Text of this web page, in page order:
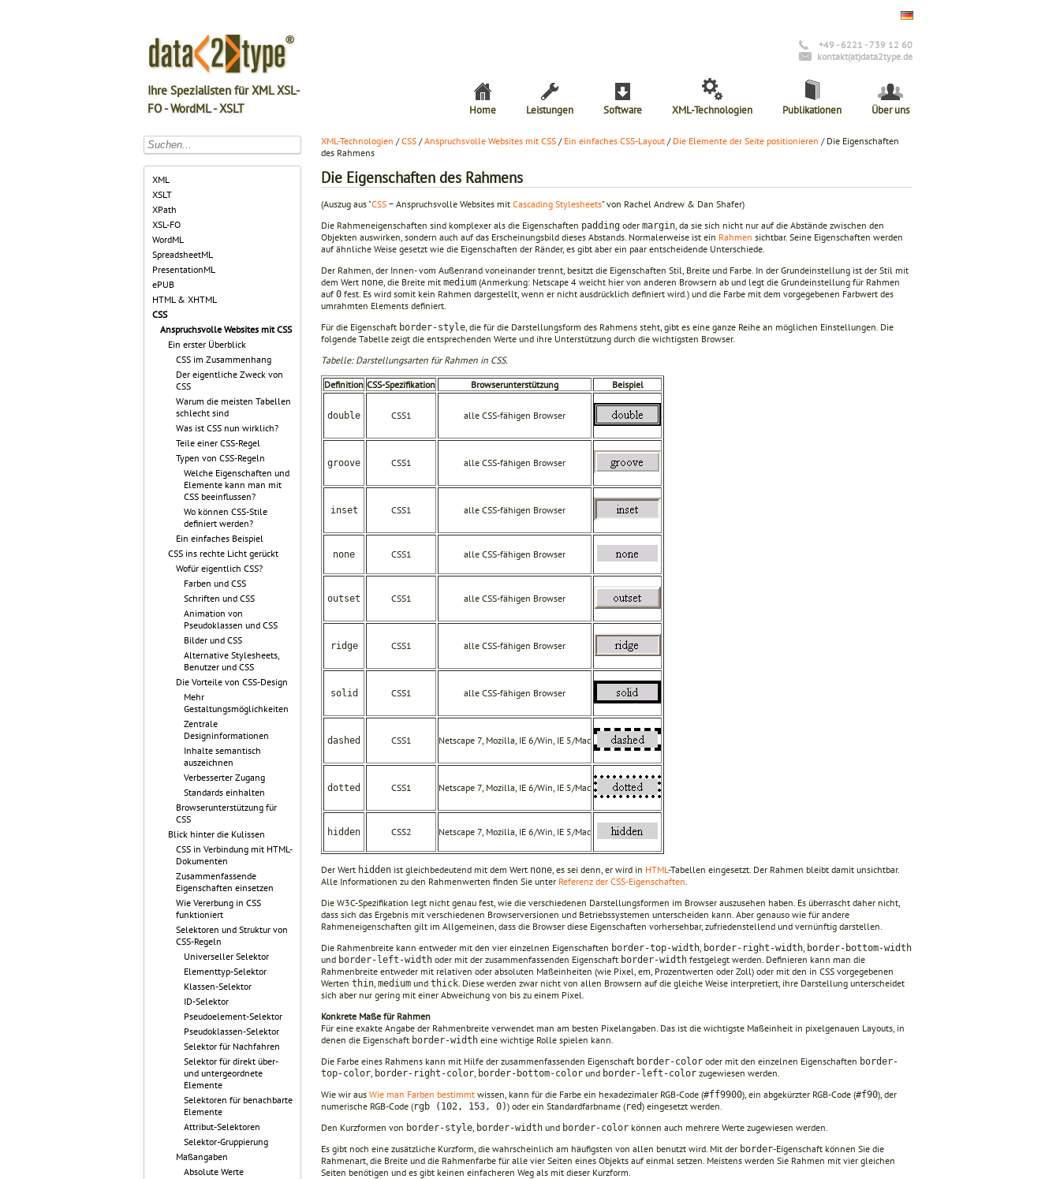
Ihre Spezialisten für XML XSL-
FO - WordML - XSLT
+49 - 6221 - 739 12 60
kontakt(at)data2type.de
Home Leistungen Software XML-Technologien Publikationen Über uns
XML
XSLT
XPath
XSL-FO
WordML
SpreadsheetML
PresentationML
ePUB
HTML & XHTML
CSS
Anspruchsvolle Websites mit CSS
Ein erster Überblick
CSS im Zusammenhang
Der eigentliche Zweck von
CSS
Warum die meisten Tabellen
schlecht sind
Was ist CSS nun wirklich?
Teile einer CSS-Regel
Typen von CSS-Regeln
Welche Eigenschaften und
Elemente kann man mit
CSS beeinflussen?
Wo können CSS-Stile
definiert werden?
Ein einfaches Beispiel
CSS ins rechte Licht gerückt
Wofür eigentlich CSS?
Farben und CSS
Schriften und CSS
Animation von
Pseudoklassen und CSS
Bilder und CSS
Alternative Stylesheets,
Benutzer und CSS
Die Vorteile von CSS-Design
Mehr
Gestaltungsmöglichkeiten
Zentrale
Designinformationen
Inhalte semantisch
auszeichnen
Verbesserter Zugang
Standards einhalten
Browserunterstützung für
CSS
Blick hinter die Kulissen
CSS in Verbindung mit HTML-
Dokumenten
Zusammenfassende
Eigenschaften einsetzen
Wie Vererbung in CSS
funktioniert
Selektoren und Struktur von
CSS-Regeln
Universeller Selektor
Elementtyp-Selektor
Klassen-Selektor
ID-Selektor
Pseudoelement-Selektor
Pseudoklassen-Selektor
Selektor für Nachfahren
Selektor für direkt über-
und untergeordnete
Elemente
Selektoren für benachbarte
Elemente
Attribut-Selektoren
Selektor-Gruppierung
Maßangaben
Absolute Werte
XML-Technologien /CSS /Anspruchsvolle Websites mit CSS / Ein einfaches CSS-Layout / Die Elemente der Seite positionieren / Die Eigenschaften
des Rahmens
Die Eigenschaften des Rahmens
(Auszug aus "CSS − Anspruchsvolle Websites mit Cascading Stylesheets" von Rachel Andrew & Dan Shafer)
Die Rahmeneigenschaften sind komplexer als die Eigenschaften padding oder margin , da sie sich nicht nur auf die Abstände zwischen den
Objekten auswirken, sondern auch auf das Erscheinungsbild dieses Abstands. Normalerweise ist ein Rahmen sichtbar. Seine Eigenschaften werden
auf ähnliche Weise gesetzt wie die Eigenschaften der Ränder, es gibt aber ein paar entscheidende Unterschiede.
Der Rahmen, der Innen- vom Außenrand voneinander trennt, besitzt die Eigenschaften Stil, Breite und Farbe. In der Grundeinstellung ist der Stil mit
dem Wert none , die Breite mit medium (Anmerkung: Netscape 4 weicht hier von anderen Browsern ab und legt die Grundeinstellung für Rahmen
auf 0 fest. Es wird somit kein Rahmen dargestellt, wenn er nicht ausdrücklich definiert wird.) und die Farbe mit dem vorgegebenen Farbwert des
umrahmten Elements definiert.
Für die Eigenschaft border-style , die für die Darstellungsform des Rahmens steht, gibt es eine ganze Reihe an möglichen Einstellungen. Die
folgende Tabelle zeigt die entsprechenden Werte und ihre Unterstützung durch die wichtigsten Browser.
Tabelle: Darstellungsarten für Rahmen in CSS.
Definition CSS-Spezifikation Browserunterstützung Beispiel
double CSS1 alle CSS-fähigen Browser
groove CSS1 alle CSS-fähigen Browser
inset CSS1 alle CSS-fähigen Browser
none CSS1 alle CSS-fähigen Browser
outset CSS1 alle CSS-fähigen Browser
ridge CSS1 alle CSS-fähigen Browser
solid CSS1 alle CSS-fähigen Browser
dashed CSS1 Netscape 7, Mozilla, IE 6/Win, IE 5/Mac
dotted CSS1 Netscape 7, Mozilla, IE 6/Win, IE 5/Mac
hidden CSS2 Netscape 7, Mozilla, IE 6/Win, IE 5/Mac
Der Wert hidden ist gleichbedeutend mit dem Wert none , es sei denn, er wird in HTML -Tabellen eingesetzt. Der Rahmen bleibt damit unsichtbar.
Alle Informationen zu den Rahmenwerten finden Sie unter Referenz der CSS-Eigenschaften
Die W3C-Spezifikation legt nicht genau fest, wie die verschiedenen Darstellungsformen im Browser auszusehen haben. Es überrascht daher nicht,
dass sich das Ergebnis mit verschiedenen Browserversionen und Betriebssystemen unterscheiden kann. Aber genauso wie für andere
Rahmeneigenschaften gilt im Allgemeinen, dass die Browser diese Eigenschaften vorhersehbar, zufriedenstellend und vernünftig darstellen.
Die Rahmenbreite kann entweder mit den vier einzelnen Eigenschaften border-top-width border-right-width border-bottom-width
und border-left-width oder mit der zusammenfassenden Eigenschaft border-width festgelegt werden. Definieren kann man die
Rahmenbreite entweder mit relativen oder absoluten Maßeinheiten (wie Pixel, em, Prozentwerten oder Zoll) oder mit den in CSS vorgegebenen
Werten thin medium und thick . Diese werden zwar nicht von allen Browsern auf die gleiche Weise interpretiert, ihre Darstellung unterscheidet
sich aber nur gering mit einer Abweichung von bis zu einem Pixel.
Konkrete Maße für Rahmen
Für eine exakte Angabe der Rahmenbreite verwendet man am besten Pixelangaben. Das ist die wichtigste Maßeinheit in pixelgenauen Layouts, in
denen die Eigenschaft border-width eine wichtige Rolle spielen kann.
Die Farbe eines Rahmens kann mit Hilfe der zusammenfassenden Eigenschaft border-color oder mit den einzelnen Eigenschaften border-
top-color border-right-color border-bottom-color und border-left-color zugewiesen werden.
Wie wir aus Wie man Farben bestimmt wissen, kann für die Farbe ein hexadezimaler RGB-Code (#ff9900), ein abgekürzter RGB-Code (#f90), der
numerische RGB-Code (rgb (102, 153, 0)) oder ein Standardfarbname (red) eingesetzt werden.
Den Kurzformen von border-style border-width und border-color können auch mehrere Werte zugewiesen werden.
Es gibt noch eine zusätzliche Kurzform, die wahrscheinlich am häufigsten von allen benutzt wird. Mit der border-Eigenschaft können Sie die
Rahmenart, die Breite und die Rahmenfarbe für alle vier Seiten eines Objekts auf einmal setzen. Meistens werden Sie Rahmen mit vier gleichen
Seiten benötigen und es gibt keinen einfacheren Weg als mit dieser Kurzform.